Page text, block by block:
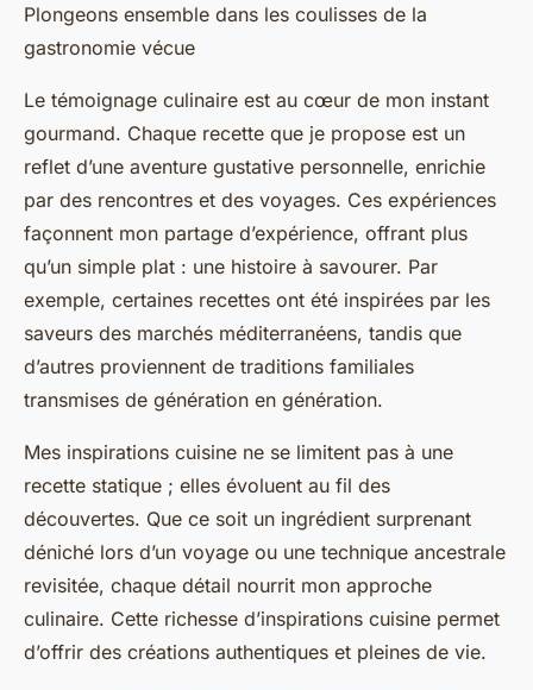
Plongeons ensemble dans les coulisses de la
gastronomie vécue
Le témoignage culinaire est au cœur de mon instant
gourmand. Chaque recette que je propose est un
reflet d’une aventure gustative personnelle, enrichie
par des rencontres et des voyages. Ces expériences
façonnent mon partage d’expérience, offrant plus
qu’un simple plat : une histoire à savourer. Par
exemple, certaines recettes ont été inspirées par les
saveurs des marchés méditerranéens, tandis que
d’autres proviennent de traditions familiales
transmises de génération en génération.
Mes inspirations cuisine ne se limitent pas à une
recette statique ; elles évoluent au fil des
découvertes. Que ce soit un ingrédient surprenant
déniché lors d’un voyage ou une technique ancestrale
revisitée, chaque détail nourrit mon approche
culinaire. Cette richesse d’inspirations cuisine permet
d’offrir des créations authentiques et pleines de vie.